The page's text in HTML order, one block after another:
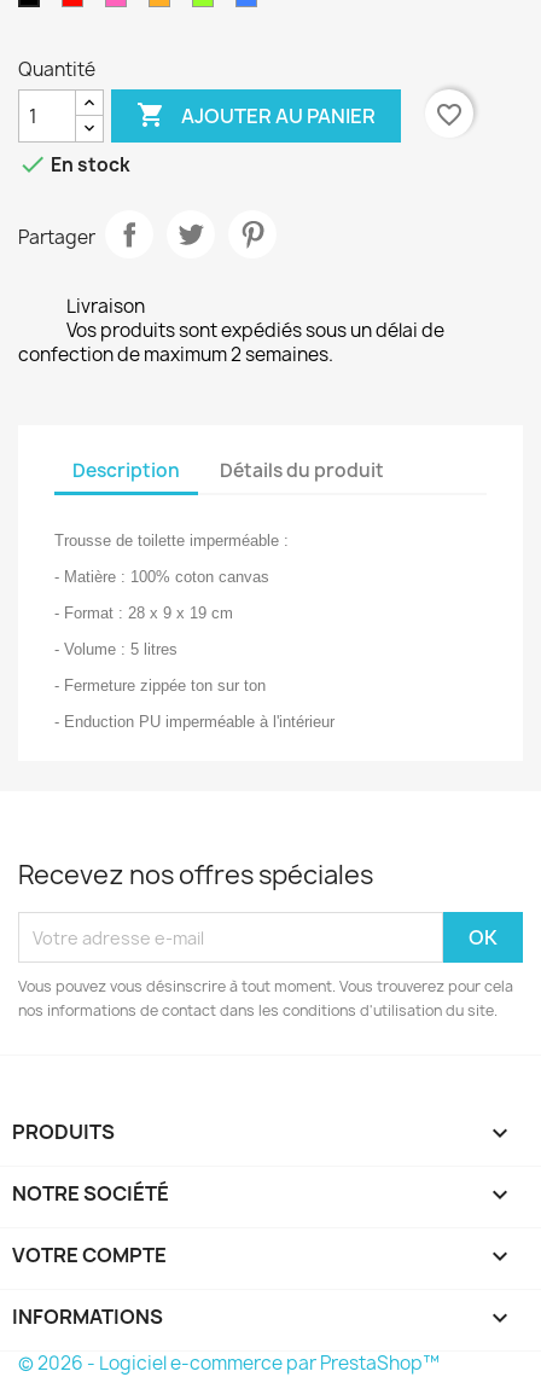
Quantité
 AJOUTER AU PANIER
favorite_border
 En stock
Partager
Livraison
Vos produits sont expédiés sous un délai de
confection de maximum 2 semaines.
Description Détails du produit
Trousse de toilette imperméable :
- Matière : 100% coton canvas
- Format : 28 x 9 x 19 cm
- Volume : 5 litres
- Fermeture zippée ton sur ton
- Enduction PU imperméable à l'intérieur
Recevez nos offres spéciales
Vous pouvez vous désinscrire à tout moment. Vous trouverez pour cela
nos informations de contact dans les conditions d'utilisation du site.
PRODUITS 
NOTRE SOCIÉTÉ 
VOTRE COMPTE 
INFORMATIONS keyboard_arrow_down
© 2026 - Logiciel e-commerce par PrestaShop™